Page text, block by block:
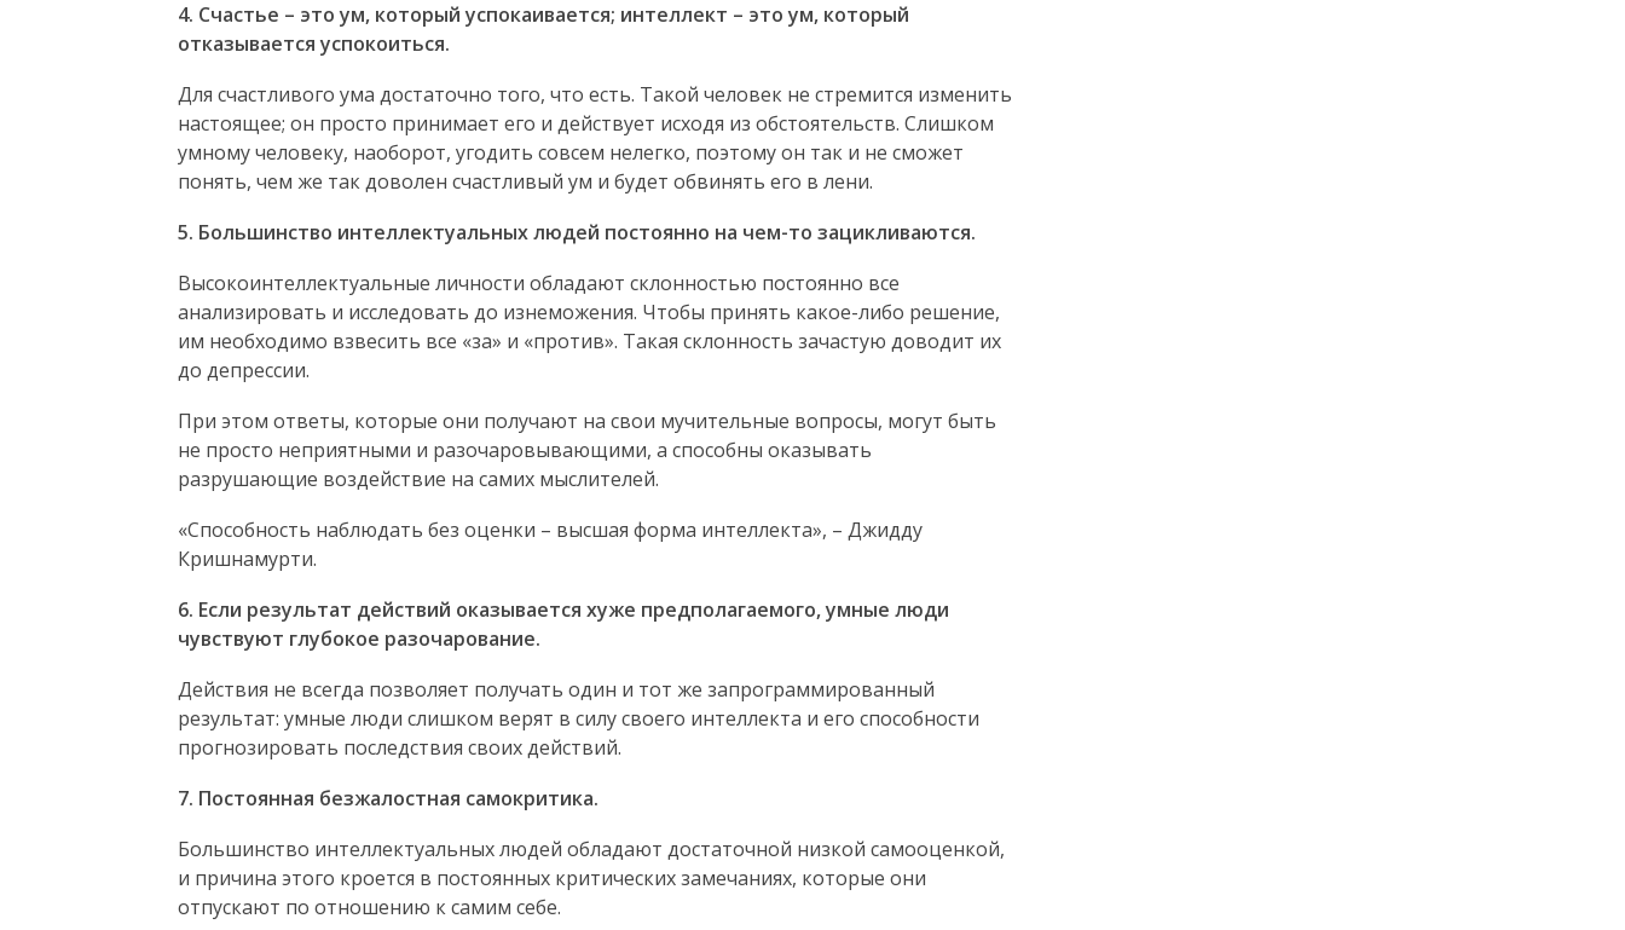
4. Счастье – это ум, который успокаивается; интеллект – это ум, который
отказывается успокоиться.
Для счастливого ума достаточно того, что есть. Такой человек не стремится изменить
настоящее; он просто принимает его и действует исходя из обстоятельств. Слишком
умному человеку, наоборот, угодить совсем нелегко, поэтому он так и не сможет
понять, чем же так доволен счастливый ум и будет обвинять его в лени.
5. Большинство интеллектуальных людей постоянно на чем-то зацикливаются.
Высокоинтеллектуальные личности обладают склонностью постоянно все
анализировать и исследовать до изнеможения. Чтобы принять какое-либо решение,
им необходимо взвесить все «за» и «против». Такая склонность зачастую доводит их
до депрессии.
При этом ответы, которые они получают на свои мучительные вопросы, могут быть
не просто неприятными и разочаровывающими, а способны оказывать
разрушающие воздействие на самих мыслителей.
«Способность наблюдать без оценки – высшая форма интеллекта», – Джидду
Кришнамурти.
6. Если результат действий оказывается хуже предполагаемого, умные люди
чувствуют глубокое разочарование.
Действия не всегда позволяет получать один и тот же запрограммированный
результат: умные люди слишком верят в силу своего интеллекта и его способности
прогнозировать последствия своих действий.
7. Постоянная безжалостная самокритика.
Большинство интеллектуальных людей обладают достаточной низкой самооценкой,
и причина этого кроется в постоянных критических замечаниях, которые они
отпускают по отношению к самим себе.